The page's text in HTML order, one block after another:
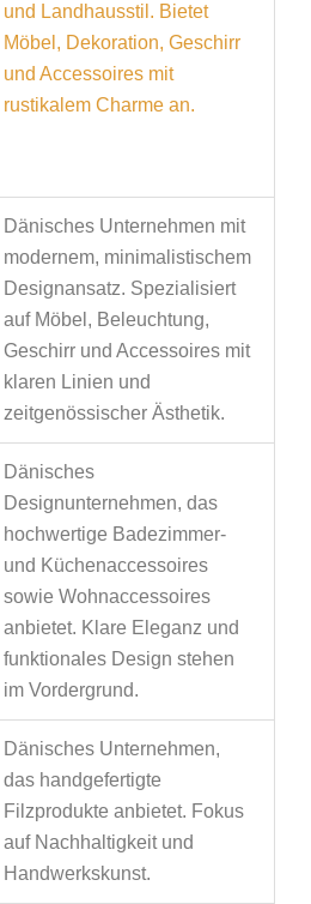
und Landhausstil. Bietet
Möbel, Dekoration, Geschirr
und Accessoires mit
rustikalem Charme an.
Dänisches Unternehmen mit
modernem, minimalistischem
Designansatz. Spezialisiert
auf Möbel, Beleuchtung,
Geschirr und Accessoires mit
klaren Linien und
zeitgenössischer Ästhetik.
Dänisches
Designunternehmen, das
hochwertige Badezimmer-
und Küchenaccessoires
sowie Wohnaccessoires
anbietet. Klare Eleganz und
funktionales Design stehen
im Vordergrund.
Dänisches Unternehmen,
das handgefertigte
Filzprodukte anbietet. Fokus
auf Nachhaltigkeit und
Handwerkskunst.